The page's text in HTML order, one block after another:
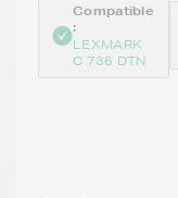
Compatible
:
LEXMARK
C 736 DTN